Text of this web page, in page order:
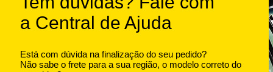
a Central de Ajuda
Está com dúvida na finalização do seu pedido?
Não sabe o frete para a sua região, o modelo correto do